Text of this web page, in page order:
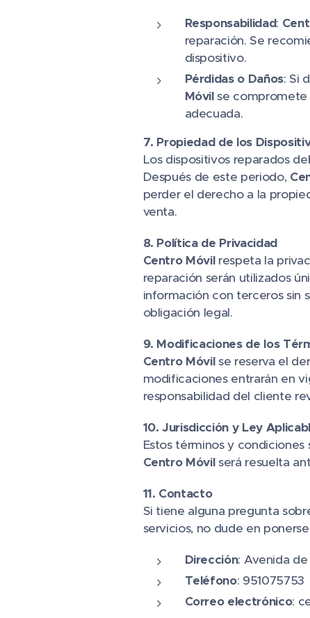
Responsabilidad:
reparación. Se
dispositivo.
Pérdidas o Daños: Si
Móvilse compromete
adecuada.
7. Propiedad de los
Los dispositivos reparados
Después de este periodo,
perder el derecho a la
venta.
8. Política de Privacidad
Centro Móvilrespeta la
reparación serán utilizados
información con terceros sin
obligación legal.
9. Modificaciones de los
Centro Móvilse reserva el
modificaciones entrarán en
responsabilidad del cliente
10. Jurisdicción y Ley
Estos términos y condiciones
Centro Móvilserá resuelta
11. Contacto
Si tiene alguna pregunta
servicios, no dude en
Dirección: Avenida de
Teléfono: 951075753
Correo electrónico: